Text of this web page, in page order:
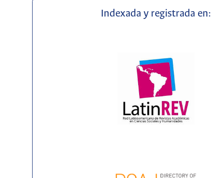
Indexada y registrada en: